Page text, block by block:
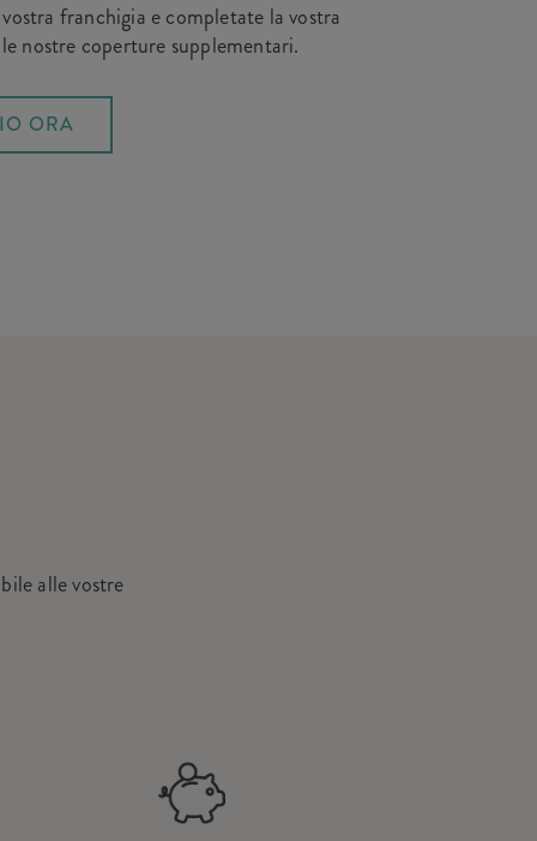
franchigia e completate la vostra
nostre coperture supplementari.
ORA
alle vostre